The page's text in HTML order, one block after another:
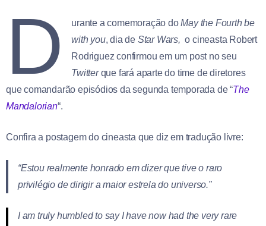
D urante a comemoração doMay the Fourth be
with you, dia de Star Wars, o cineasta Robert
Rodriguez confirmou em um post no seu
Twitterque fará aparte do time de diretores
que comandarão episódios da segunda temporada de “The
Mandalorian“.
Confira a postagem do cineasta que diz em tradução livre:
“Estou realmente honrado em dizer que tive o raro
privilégio de dirigir a maior estrela do universo.”
I am truly humbled to say I have now had the very rare